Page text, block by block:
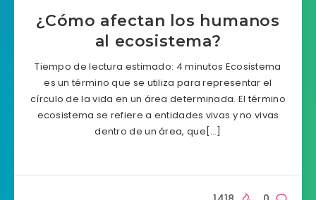
¿Cómo afectan los humanos
al ecosistema?
Tiempo de lectura estimado: 4 minutos Ecosistema
es un término que se utiliza para representar el
círculo de la vida en un área determinada. El término
ecosistema se refiere a entidades vivas y no vivas
dentro de un área, que[…]